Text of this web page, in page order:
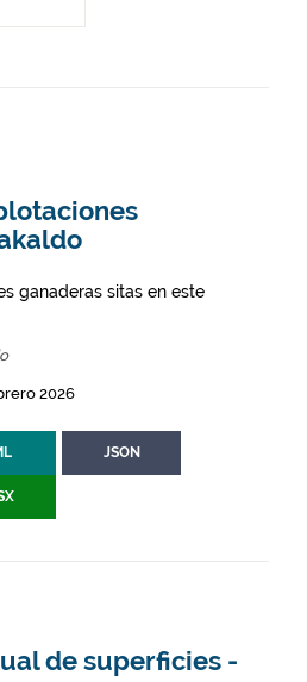
ganaderas sitas en este
2026
JSON
de superficies -